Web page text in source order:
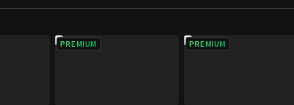
PREMIUM PREMIUM